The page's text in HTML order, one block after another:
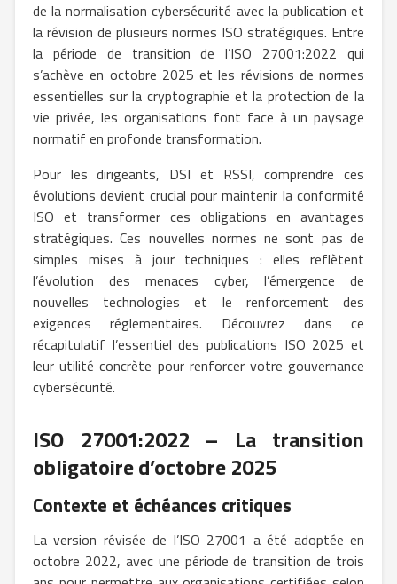
de la normalisation cybersécurité avec la publication et
la révision de plusieurs normes ISO stratégiques. Entre
la période de transition de l’ISO 27001:2022 qui
s’achève en octobre 2025 et les révisions de normes
essentielles sur la cryptographie et la protection de la
vie privée, les organisations font face à un paysage
normatif en profonde transformation.
Pour les dirigeants, DSI et RSSI, comprendre ces
évolutions devient crucial pour maintenir la conformité
ISO et transformer ces obligations en avantages
stratégiques. Ces nouvelles normes ne sont pas de
simples mises à jour techniques : elles reflètent
l’évolution des menaces cyber, l’émergence de
nouvelles technologies et le renforcement des
exigences réglementaires. Découvrez dans ce
récapitulatif l’essentiel des publications ISO 2025 et
leur utilité concrète pour renforcer votre gouvernance
cybersécurité.
ISO 27001:2022 – La transition
obligatoire d’octobre 2025
Contexte et échéances critiques
La version révisée de l’ISO 27001 a été adoptée en
octobre 2022, avec une période de transition de trois